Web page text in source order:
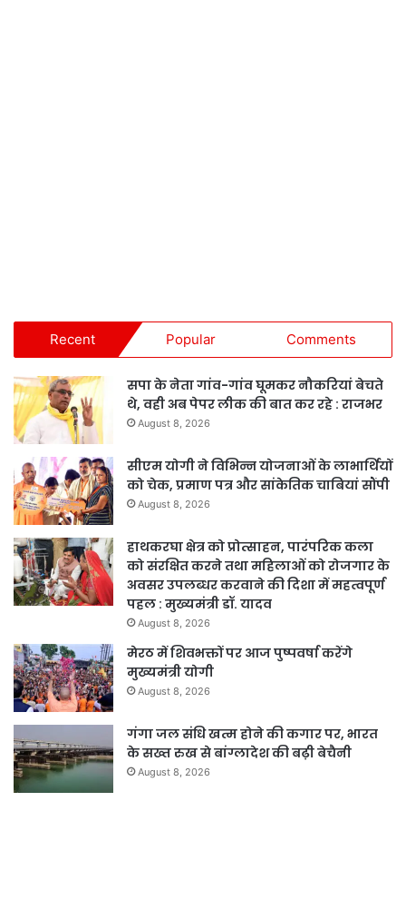
Recent Popular Comments
सपा के नेता गांव-गांव घूमकर नौकरियां बेचते
थे, वही अब पेपर लीक की बात कर रहे : राजभर
August 8, 2026
सीएम योगी ने विभिन्न योजनाओं के लाभार्थियों
को चेक, प्रमाण पत्र और सांकेतिक चाबियां सौंपी
August 8, 2026
हाथकरघा क्षेत्र को प्रोत्साहन, पारंपरिक कला
को संरक्षित करने तथा महिलाओं को रोजगार के
अवसर उपलब्धर करवाने की दिशा में महत्वपूर्ण
पहल : मुख्यमंत्री डॉ. यादव
August 8, 2026
मेरठ में शिवभक्तों पर आज पुष्पवर्षा करेंगे
मुख्यमंत्री योगी
August 8, 2026
गंगा जल संधि खत्म होने की कगार पर, भारत
के सख्त रुख से बांग्लादेश की बढ़ी बेचैनी
August 8, 2026